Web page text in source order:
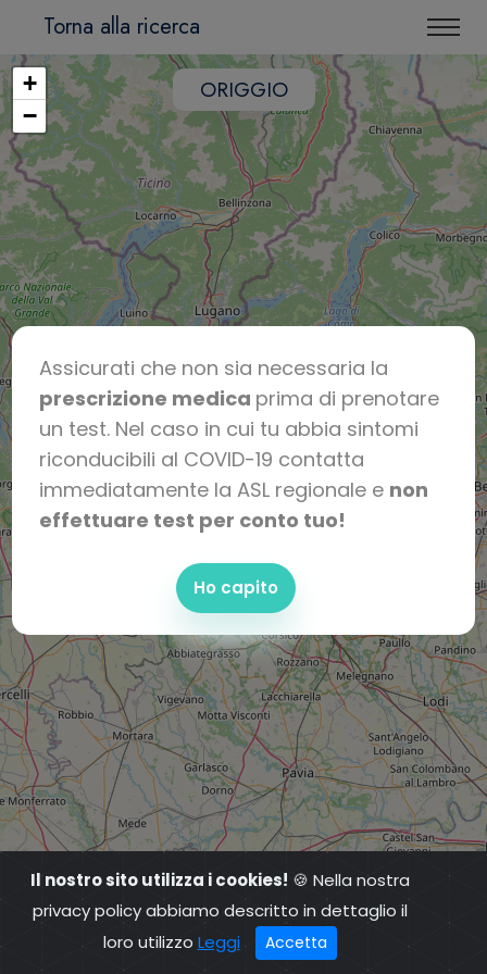
Assicurati che non sia necessaria la
prescrizione medica prima di prenotare
un test. Nel caso in cui tu abbia sintomi
riconducibili al COVID-19 contatta
immediatamente la ASL regionale e non
effettuare test per conto tuo!
Ho capito
Torna alla ricerca
ORIGGIO
+
−
Il nostro sito utilizza i cookies! 🍪 Nella nostra
privacy policy abbiamo descritto in dettaglio il
loro utilizzo Leggi Accetta